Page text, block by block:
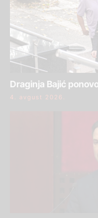
Draginja Bajić
4. avgust 2026.